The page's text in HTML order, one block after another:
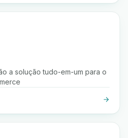
a solução tudo-em-um para o